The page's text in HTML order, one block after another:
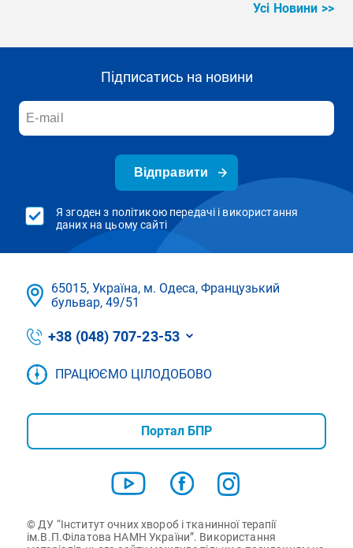
Усі Новини >>
Підписатись на новини
Відправити
Я згоден з політикою передачі і використання
даних на цьому сайті
65015, Україна, м. Одеса, Французький
бульвар, 49/51
+38 (048) 707-23-53
ПРАЦЮЄМО ЦІЛОДОБОВО
Портал БПР
© ДУ “Інститут очних хвороб і тканинної терапії
ім.В.П.Філатова НАМН України”. Використання